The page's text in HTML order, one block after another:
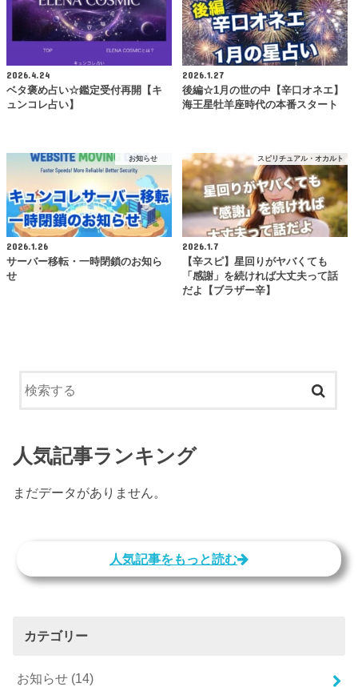
2026.4.24
ベタ褒め占い☆鑑定受付再開【キ
ュンコレ占い】
2026.1.27
後編☆1月の世の中【辛口オネエ】
海王星牡羊座時代の本番スタート
お知らせ
2026.1.26
サーバー移転・一時閉鎖のお知ら
せ
スピリチュアル・オカルト
2026.1.7
【辛スピ】星回りがヤバくても
「感謝」を続ければ大丈夫って話
だよ【ブラザー辛】
人気記事ランキング
まだデータがありません。
人気記事をもっと読む
カテゴリー
お知らせ (14)